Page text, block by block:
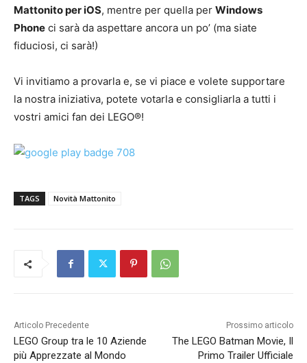
Mattonito per iOS, mentre per quella per Windows
Phone ci sarà da aspettare ancora un po’ (ma siate
fiduciosi, ci sarà!)
Vi invitiamo a provarla e, se vi piace e volete supportare
la nostra iniziativa, potete votarla e consigliarla a tutti i
vostri amici fan dei LEGO®!
TAGS Novità Mattonito
Articolo Precedente
LEGO Group tra le 10 Aziende
più Apprezzate al Mondo
Prossimo articolo
The LEGO Batman Movie, Il
Primo Trailer Ufficiale